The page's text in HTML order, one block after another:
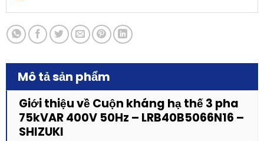
Mô tả sản phẩm
Giới thiệu về Cuộn kháng hạ thế 3 pha
75kVAR 400V 50Hz – LRB40B5066N16 –
SHIZUKI